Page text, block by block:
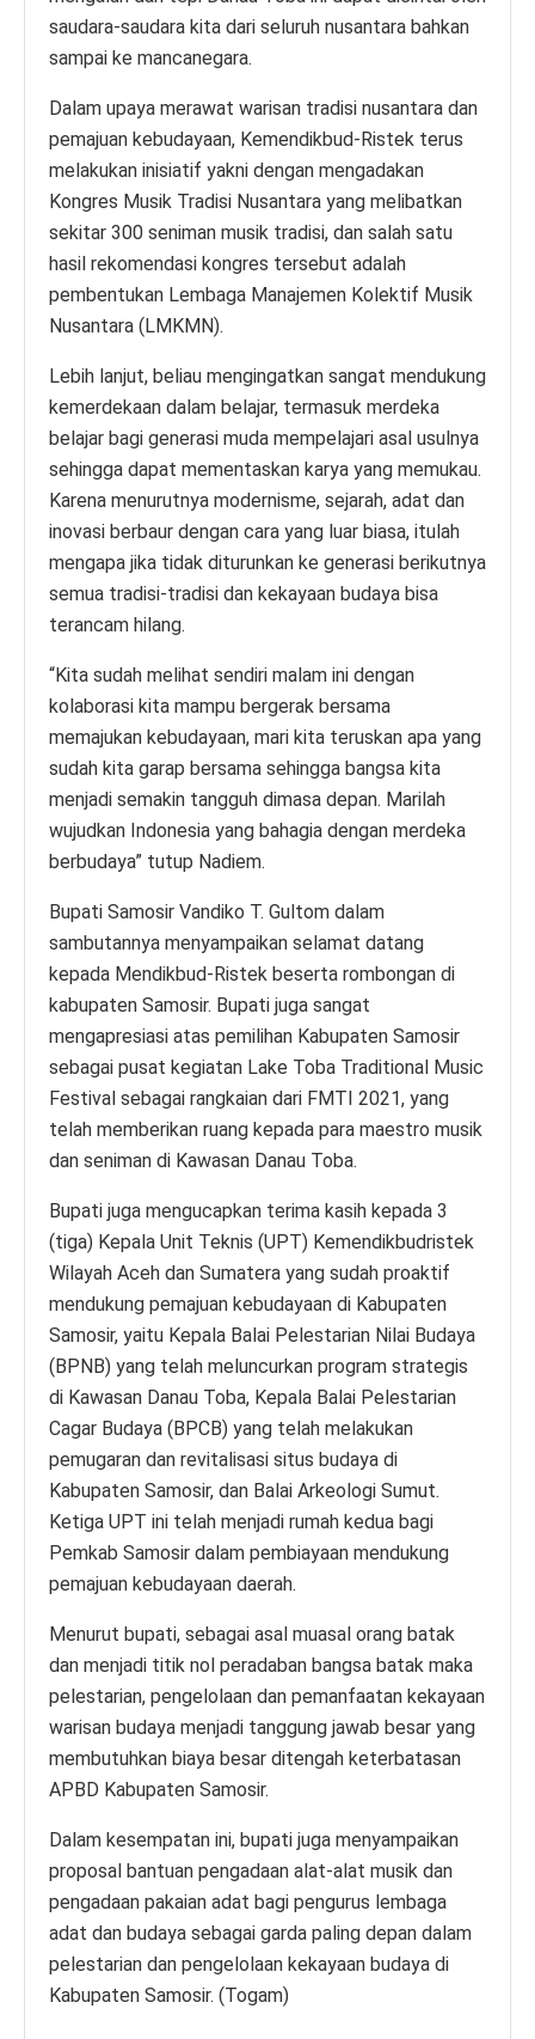
saudara-saudara kita dari seluruh nusantara bahkan
sampai ke mancanegara.
Dalam upaya merawat warisan tradisi nusantara dan
pemajuan kebudayaan, Kemendikbud-Ristek terus
melakukan inisiatif yakni dengan mengadakan
Kongres Musik Tradisi Nusantara yang melibatkan
sekitar 300 seniman musik tradisi, dan salah satu
hasil rekomendasi kongres tersebut adalah
pembentukan Lembaga Manajemen Kolektif Musik
Nusantara (LMKMN).
Lebih lanjut, beliau mengingatkan sangat mendukung
kemerdekaan dalam belajar, termasuk merdeka
belajar bagi generasi muda mempelajari asal usulnya
sehingga dapat mementaskan karya yang memukau.
Karena menurutnya modernisme, sejarah, adat dan
inovasi berbaur dengan cara yang luar biasa, itulah
mengapa jika tidak diturunkan ke generasi berikutnya
semua tradisi-tradisi dan kekayaan budaya bisa
terancam hilang.
“Kita sudah melihat sendiri malam ini dengan
kolaborasi kita mampu bergerak bersama
memajukan kebudayaan, mari kita teruskan apa yang
sudah kita garap bersama sehingga bangsa kita
menjadi semakin tangguh dimasa depan. Marilah
wujudkan Indonesia yang bahagia dengan merdeka
berbudaya” tutup Nadiem.
Bupati Samosir Vandiko T. Gultom dalam
sambutannya menyampaikan selamat datang
kepada Mendikbud-Ristek beserta rombongan di
kabupaten Samosir. Bupati juga sangat
mengapresiasi atas pemilihan Kabupaten Samosir
sebagai pusat kegiatan Lake Toba Traditional Music
Festival sebagai rangkaian dari FMTI 2021, yang
telah memberikan ruang kepada para maestro musik
dan seniman di Kawasan Danau Toba.
Bupati juga mengucapkan terima kasih kepada 3
(tiga) Kepala Unit Teknis (UPT) Kemendikbudristek
Wilayah Aceh dan Sumatera yang sudah proaktif
mendukung pemajuan kebudayaan di Kabupaten
Samosir, yaitu Kepala Balai Pelestarian Nilai Budaya
(BPNB) yang telah meluncurkan program strategis
di Kawasan Danau Toba, Kepala Balai Pelestarian
Cagar Budaya (BPCB) yang telah melakukan
pemugaran dan revitalisasi situs budaya di
Kabupaten Samosir, dan Balai Arkeologi Sumut.
Ketiga UPT ini telah menjadi rumah kedua bagi
Pemkab Samosir dalam pembiayaan mendukung
pemajuan kebudayaan daerah.
Menurut bupati, sebagai asal muasal orang batak
dan menjadi titik nol peradaban bangsa batak maka
pelestarian, pengelolaan dan pemanfaatan kekayaan
warisan budaya menjadi tanggung jawab besar yang
membutuhkan biaya besar ditengah keterbatasan
APBD Kabupaten Samosir.
Dalam kesempatan ini, bupati juga menyampaikan
proposal bantuan pengadaan alat-alat musik dan
pengadaan pakaian adat bagi pengurus lembaga
adat dan budaya sebagai garda paling depan dalam
pelestarian dan pengelolaan kekayaan budaya di
Kabupaten Samosir. (Togam)